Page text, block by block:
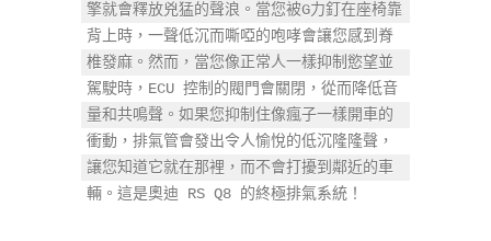
擎就會釋放兇猛的聲浪。當您被G力釘在座椅靠
背上時，一聲低沉而嘶啞的咆哮會讓您感到脊
椎發麻。然而，當您像正常人一樣抑制慾望並
駕駛時，ECU 控制的閥門會關閉，從而降低音
量和共鳴聲。如果您抑制住像瘋子一樣開車的
衝動，排氣管會發出令人愉悅的低沉隆隆聲，
讓您知道它就在那裡，而不會打擾到鄰近的車
輛。這是奧迪 RS Q8 的終極排氣系統！